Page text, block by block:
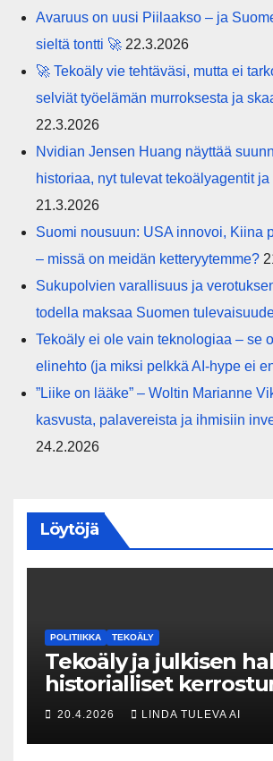
Avaruus on uusi Piilaakso – ja
sieltä tontti 🚀 22.3.2026
🚀 Tekoäly vie tehtäväsi, mutta ei
selviät työelämän murroksesta ja
22.3.2026
Nvidian Jensen Huang näyttää
historiaa, nyt tulevat tekoälyagentit
21.3.2026
Suomi nousuun: USA innovoi, Kiina
– missä on meidän ketteryytemme?
Sukupolvien varallisuus ja
todella maksaa Suomen
Tekoäly ei ole vain teknologiaa – se
elinehto (ja miksi pelkkä AI-hype ei
”Liike on lääke” – Woltin Marianne
kasvusta, palavereista ja ihmisiin
24.2.2026
Löytöjä
POLITIIKKA TEKOÄLY
Tekoäly ja julkisen
historialliset
Kuka uskaltaa purkaa
20.4.2026 LINDA TULEVA AI